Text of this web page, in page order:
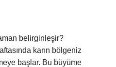
belirginleşir?
karın bölgeniz
başlar. Bu büyüme